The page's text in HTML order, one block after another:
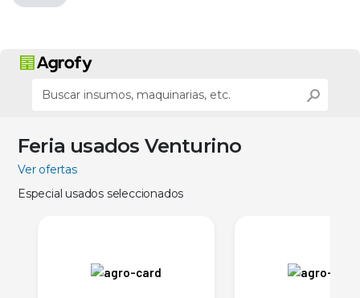
Feria usados Venturino
Ver ofertas
Especial usados seleccionados